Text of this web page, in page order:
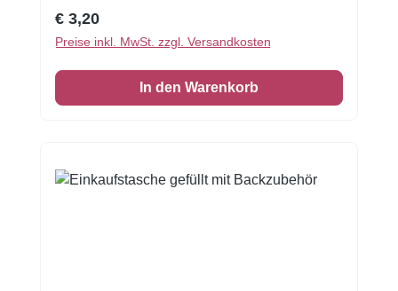
Dekorationen auf der Torte oder Cupcakes
festzukleben. Hinweis zur Aufbewahrung: an
einem dunklen Ort bewahren.Zutaten:Wasser,
Emulgator: E466, Konservierungsstoff: E211,
Regulärer Preis:
€ 3,20
Preise inkl. MwSt. zzgl. Versandkosten
In den Warenkorb